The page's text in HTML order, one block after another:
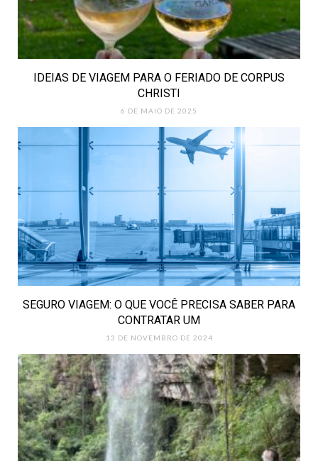
IDEIAS DE VIAGEM PARA O FERIADO DE CORPUS
CHRISTI
6 DE MAIO DE 2025
SEGURO VIAGEM: O QUE VOCÊ PRECISA SABER PARA
CONTRATAR UM
13 DE NOVEMBRO DE 2024